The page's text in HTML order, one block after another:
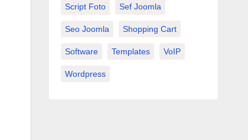
Script Foto Sef Joomla
Seo Joomla Shopping Cart
Software Templates VoIP
Wordpress